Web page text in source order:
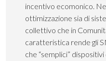
incentivo ecomonico.
ottimizzazione sia di
collettivo che in
caratteristica rende gli
che “semplici”